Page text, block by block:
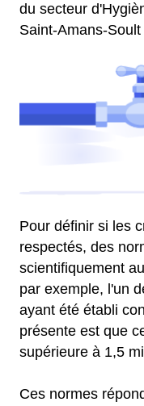
du secteur
Saint-Amans-Soult
Pour définir si les
respectés, des
scientifiquement
par exemple, l'un
ayant été établi
présente est que
supérieure à 1,5
Ces normes